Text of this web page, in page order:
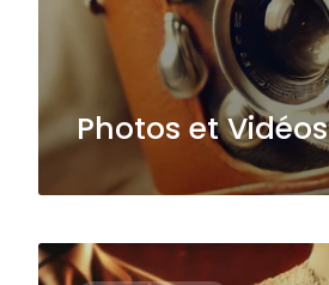
Photos et Vidéos